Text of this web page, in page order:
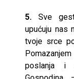
5. Sve
upućuju nas
tvoje srce
poslanja i